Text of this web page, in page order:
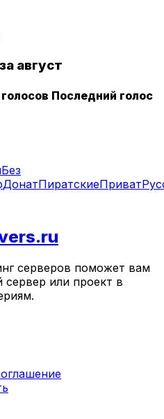
август
Последний голос
Без
ДонатПиратскиеПриват
серверов поможет вам
сервер или проект в